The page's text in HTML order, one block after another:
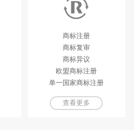
商标注册
商标复审
商标异议
欧盟商标注册
单一国家商标注册
查看更多